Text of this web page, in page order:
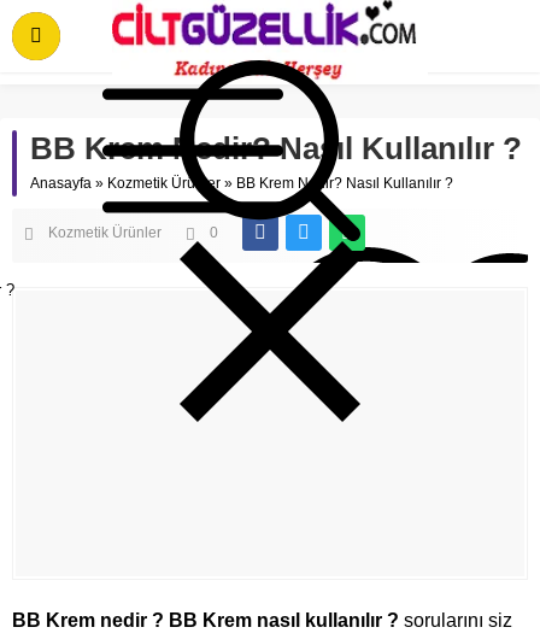
BB Krem Nedir? Nasıl Kullanılır ?
Anasayfa » Kozmetik Ürünler » BB Krem Nedir? Nasıl Kullanılır ?
Kozmetik Ürünler 0
BB Krem nedir ? BB Krem nasıl kullanılır ? sorularını siz